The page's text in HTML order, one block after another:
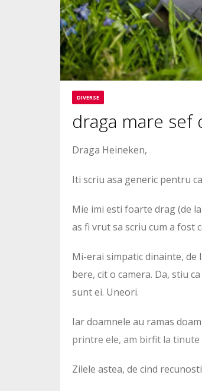
DIVERSE
draga mare sef
Draga Heineken,
Iti scriu asa generic pentru
Mie imi esti foarte drag (de
as fi vrut sa scriu cum a fost
Mi-erai simpatic dinainte, de
bere, cit o camera. Da, stiu
sunt ei. Uneori.
Iar doamnele au ramas
printre ele, am birfit la tinute
Zilele astea, de cind